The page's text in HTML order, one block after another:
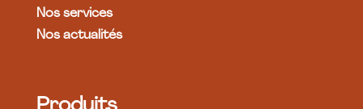
Nos services
Nos actualités